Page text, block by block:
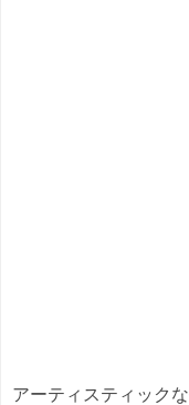
アーティスティック